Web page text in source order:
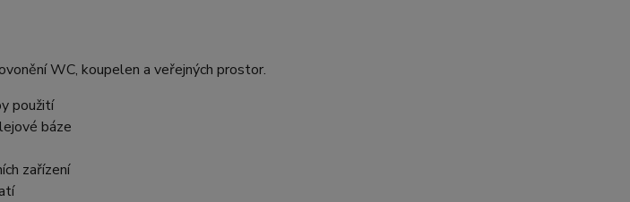
WC, koupelen a veřejných prostor.
použití
báze
zařízení